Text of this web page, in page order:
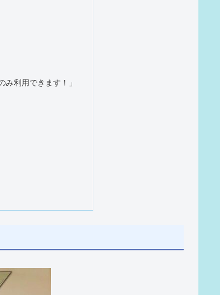
利用できます！」